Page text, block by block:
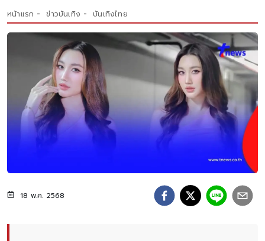
หน้าแรก ข่าวบันเทิง บันเทิงไทย
18 พ.ค. 2568